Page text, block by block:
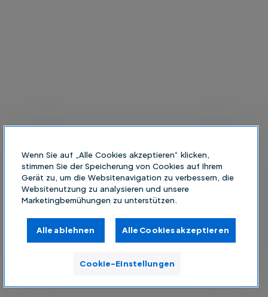
Wenn Sie auf „Alle Cookies akzeptieren“ klicken,
stimmen Sie der Speicherung von Cookies auf Ihrem
Gerät zu, um die Websitenavigation zu verbessern, die
Websitenutzung zu analysieren und unsere
Marketingbemühungen zu unterstützen.
Alle ablehnen Alle Cookies akzeptieren
Cookie-Einstellungen